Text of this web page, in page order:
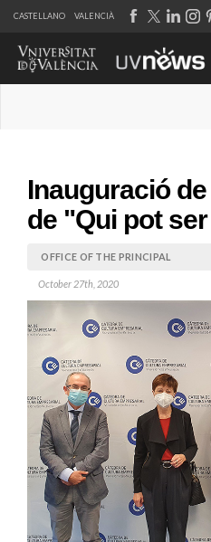
CASTELLANO VALENCIÀ
Inauguració
de "Qui pot
OFFICE OF THE PRINCIPAL
October 27th, 2020